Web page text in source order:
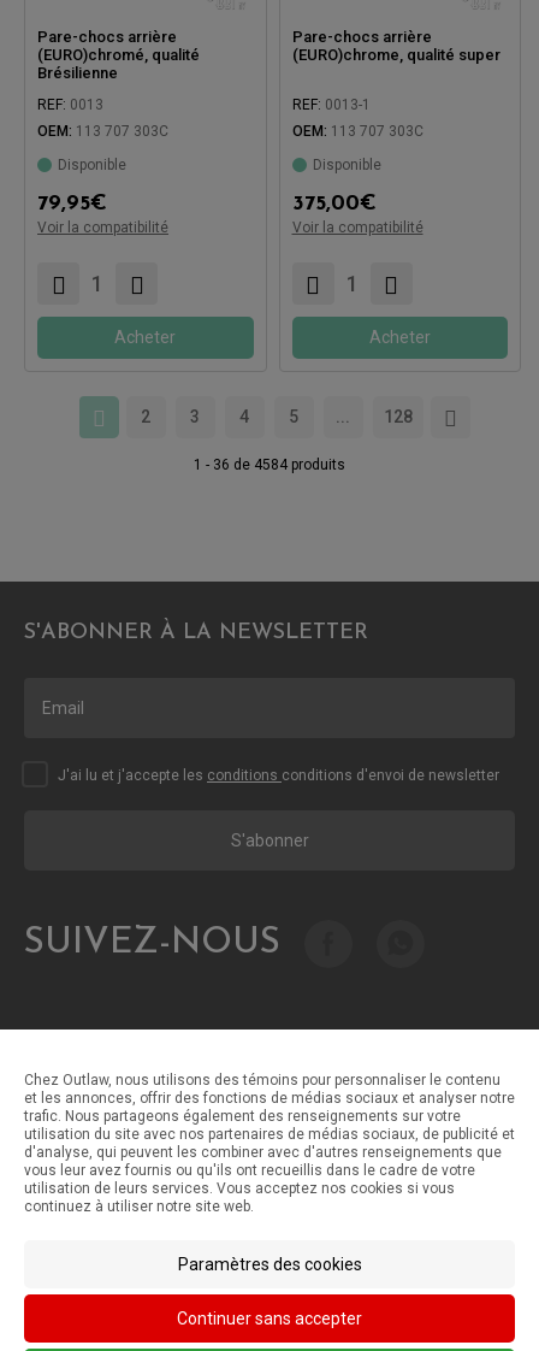
Pare-chocs arrière
(EURO)chromé, qualité
Brésilienne
REF: 0013
OEM: 113 707 303C
Disponible
79,95€
Voir la compatibilité
Compatible avec:
Acheter
Pare-chocs arrière
(EURO)chrome, qualité super
REF: 0013-1
OEM: 113 707 303C
Disponible
375,00€
Voir la compatibilité
Compatible avec:
Acheter
2 3 4 5 128
1 - 36 de 4584 produits
S'ABONNER À LA NEWSLETTER
S'abonner
J'ai lu et j'accepte les conditions conditions d'envoi de newsletter
SUIVEZ-NOUS
Méthodes de paiement
Méthodes d'expédition
© Outlaw Parts 2024. Tous droits réservés.
Chez Outlaw, nous utilisons des témoins pour personnaliser le contenu
et les annonces, offrir des fonctions de médias sociaux et analyser notre
trafic. Nous partageons également des renseignements sur votre
utilisation du site avec nos partenaires de médias sociaux, de publicité et
d'analyse, qui peuvent les combiner avec d'autres renseignements que
vous leur avez fournis ou qu'ils ont recueillis dans le cadre de votre
utilisation de leurs services. Vous acceptez nos cookies si vous
continuez à utiliser notre site web.
Paramètres des cookies
Continuer sans accepter